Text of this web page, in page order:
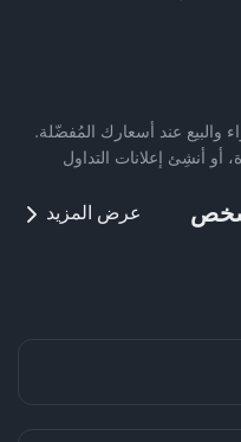
والبيع عند أسعارك المُفضّلة.
أو أنشِئ إعلانات التداول
عرض المزيد